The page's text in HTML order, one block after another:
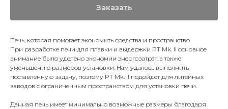
Заказать
Печь, которая помогает экономить средства и пространство
При разработке печи для плавки и выдержки PT Mk. II основное
внимание было уделено экономии энергозатрат, а также
уменьшению размеров установки. Нам удалось выполнить
поставленную задачу, поэтому PT Mk. II подойдет для литейных
заводов с ограниченным пространством для установки печи.
Данная печь имеет минимально возможные размеры благодаря